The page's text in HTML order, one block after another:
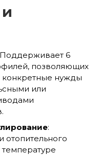
6
позволяющих
конкретные нужды
или
: